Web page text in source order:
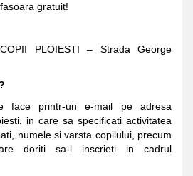
gratuit!
PLOIESTI – Strada George
face printr-un e-mail pe adresa
in care sa specificati activitatea
numele si varsta copilului, precum
doriti sa-l inscrieti in cadrul